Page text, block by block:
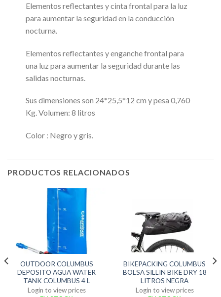
Elementos reflectantes y cinta frontal para la luz
para aumentar la seguridad en la conducción
nocturna.
Elementos reflectantes y enganche frontal para
una luz para aumentar la seguridad durante las
salidas nocturnas.
Sus dimensiones son 24*25,5*12 cm y pesa 0,760
Kg. Volumen: 8 litros
Color : Negro y gris.
PRODUCTOS RELACIONADOS
OUTDOOR COLUMBUS
DEPOSITO AGUA WATER
TANK COLUMBUS 4 L
Login to view prices
BIKEPACKING COLUMBUS
BOLSA SILLIN BIKE DRY 18
LITROS NEGRA
Login to view prices